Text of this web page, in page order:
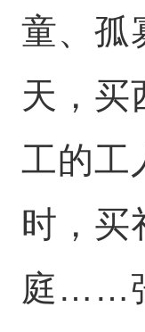
童、孤
天，买
工的工
时，买
庭……